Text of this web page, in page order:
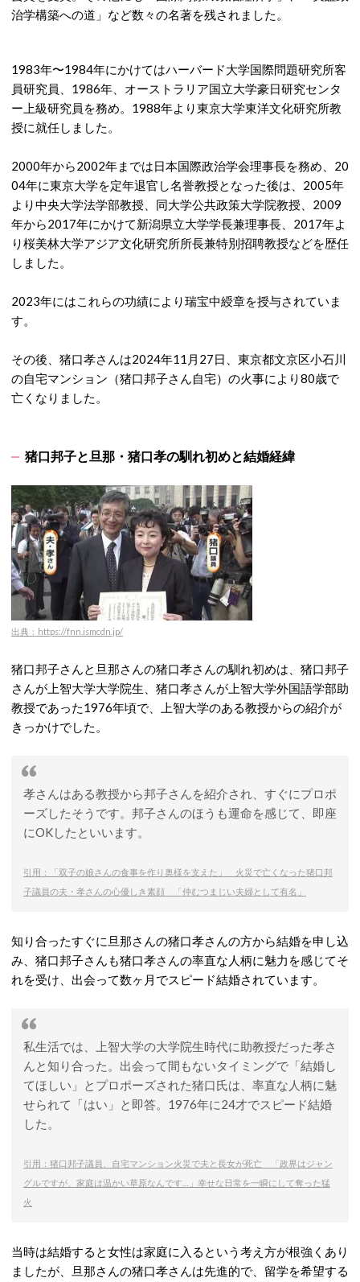
治学構築への道」など数々の名著を残されました。
1983年〜1984年にかけてはハーバード大学国際問題研究所客
員研究員、1986年、オーストラリア国立大学豪日研究センタ
ー上級研究員を務め。1988年より東京大学東洋文化研究所教
授に就任しました。
2000年から2002年までは日本国際政治学会理事長を務め、20
04年に東京大学を定年退官し名誉教授となった後は、2005年
より中央大学法学部教授、同大学公共政策大学院教授、2009
年から2017年にかけて新潟県立大学学長兼理事長、2017年よ
り桜美林大学アジア文化研究所所長兼特別招聘教授などを歴任
しました。
2023年にはこれらの功績により瑞宝中綬章を授与されていま
す。
その後、猪口孝さんは2024年11月27日、東京都文京区小石川
の自宅マンション（猪口邦子さん自宅）の火事により80歳で
亡くなりました。
猪口邦子と旦那・猪口孝の馴れ初めと結婚経緯
出典：https://fnn.ismcdn.jp/
猪口邦子さんと旦那さんの猪口孝さんの馴れ初めは、猪口邦子
さんが上智大学大学院生、猪口孝さんが上智大学外国語学部助
教授であった1976年頃で、上智大学のある教授からの紹介が
きっかけでした。
孝さんはある教授から邦子さんを紹介され、すぐにプロポ
ーズしたそうです。邦子さんのほうも運命を感じて、即座
にOKしたといいます。
引用：「双子の娘さんの食事を作り奥様を支えた」 火災で亡くなった猪口邦
子議員の夫・孝さんの心優しき素顔 「仲むつまじい夫婦として有名」
知り合ったすぐに旦那さんの猪口孝さんの方から結婚を申し込
み、猪口邦子さんも猪口孝さんの率直な人柄に魅力を感じてそ
れを受け、出会って数ヶ月でスピード結婚されています。
私生活では、上智大学の大学院生時代に助教授だった孝さ
んと知り合った。出会って間もないタイミングで「結婚し
てほしい」とプロポーズされた猪口氏は、率直な人柄に魅
せられて「はい」と即答。1976年に24才でスピード結婚
した。
引用：猪口邦子議員、自宅マンション火災で夫と長女が死亡 「政界はジャン
グルですが、家庭は温かい草原なんです…」幸せな日常を一瞬にして奪った猛
火
当時は結婚すると女性は家庭に入るという考え方が根強くあり
ましたが、旦那さんの猪口孝さんは先進的で、留学を希望する